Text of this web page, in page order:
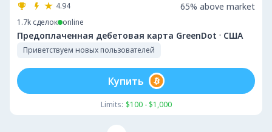
4.94
1.7k сделок online
Предоплаченная дебетовая карта GreenDot · США
Приветствуем новых пользователей
65% above market
Limits: $100 - $1,000
Купить